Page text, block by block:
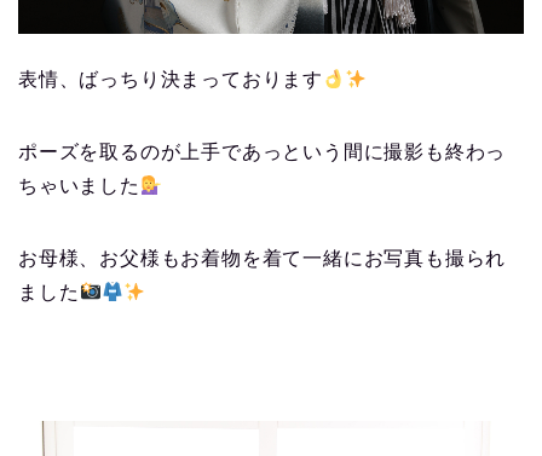
表情、ばっちり決まっております
ポーズを取るのが上手であっという間に撮影も終わっ
ちゃいました
お母様、お父様もお着物を着て一緒にお写真も撮られ
ました